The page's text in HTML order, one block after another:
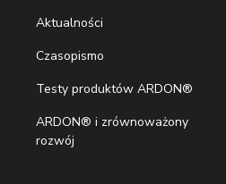
Aktualności
Czasopismo
Testy produktów ARDON®
ARDON® i zrównoważony
rozwój